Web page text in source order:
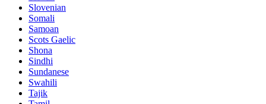
Slovenian
Somali
Samoan
Scots Gaelic
Shona
Sindhi
Sundanese
Swahili
Tajik